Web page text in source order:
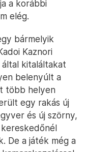
a korábbi
elég.
bármelyik
Kaznori
kitaláltakat
belenyúlt a
több helyen
egy rakás új
és új szörny,
De a játék még a